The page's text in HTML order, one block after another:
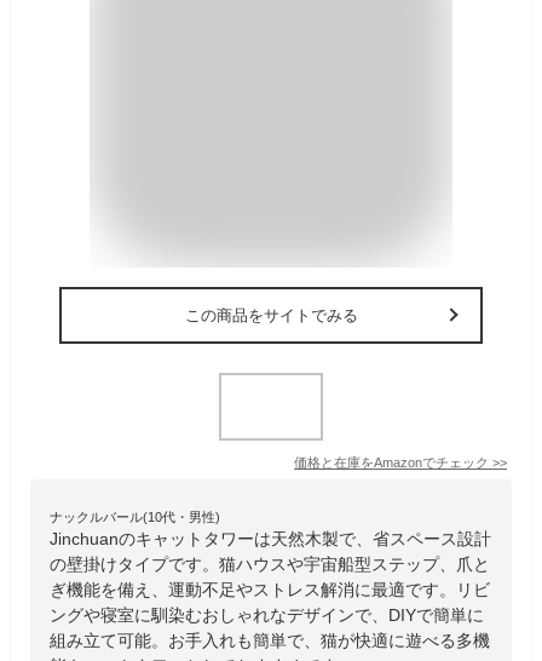
この商品をサイトでみる
価格と在庫をAmazonでチェック >>
ナックルバール(10代・男性)
Jinchuanのキャットタワーは天然木製で、省スペース設計
の壁掛けタイプです。猫ハウスや宇宙船型ステップ、爪と
ぎ機能を備え、運動不足やストレス解消に最適です。リビ
ングや寝室に馴染むおしゃれなデザインで、DIYで簡単に
組み立て可能。お手入れも簡単で、猫が快適に遊べる多機